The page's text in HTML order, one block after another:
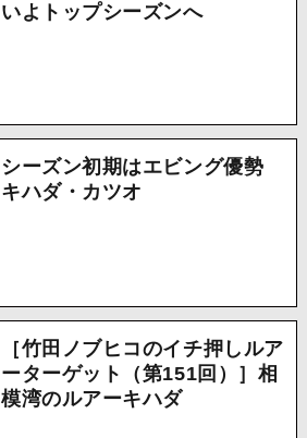
いよトップシーズンへ
シーズン初期はエビング優勢
キハダ・カツオ
［竹田ノブヒコのイチ押しルア
ーターゲット（第151回）］相
模湾のルアーキハダ